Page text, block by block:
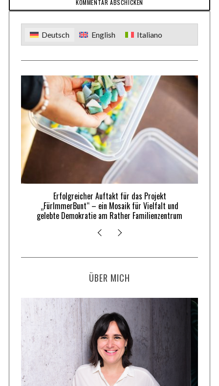
Deutsch English Italiano
Erfolgreicher Auftakt für das Projekt
„FürImmerBunt“ – ein Mosaik für Vielfalt und
gelebte Demokratie am Rather Familienzentrum
ÜBER MICH